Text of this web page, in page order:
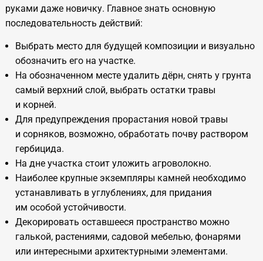
руками даже новичку. Главное знать основную
последовательность действий:
Выбрать место для будущей композиции и визуально
обозначить его на участке.
На обозначенном месте удалить дёрн, снять у грунта
самый верхний слой, выбрать остатки травы
и корней.
Для предупреждения прорастания новой травы
и сорняков, возможно, обработать почву раствором
гербицида.
На дне участка стоит уложить агроволокно.
Наиболее крупные экземпляры камней необходимо
устанавливать в углублениях, для придания
им особой устойчивости.
Декорировать оставшееся пространство можно
галькой, растениями, садовой мебелью, фонарями
или интересными архитектурными элементами.